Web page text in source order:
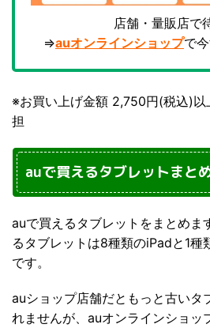
店舗・量販店で
⇒auオンラインショップで
※お買い上げ金額 2,750円(税込)以
担
auで買えるタブレットまと
auで買えるタブレットをまとめま
るタブレットは8種類のiPadと1種
です。
auショップ店舗だともっと古いタ
れませんが、auオンラインショッ